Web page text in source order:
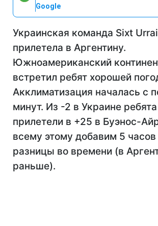
Google
Украинская команда Sixt
прилетела в Аргентину.
Южноамериканский
встретил ребят хорошей
Акклиматизация началась с
минут. Из -2 в Украине ребята
прилетели в +25 в Буэнос-
всему этому добавим 5 часов
разницы во времени (в
раньше).